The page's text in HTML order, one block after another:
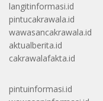
langitinformasi.id
pintucakrawala.id
wawasancakrawala.id
aktualberita.id
cakrawalafakta.id
pintuinformasi.id